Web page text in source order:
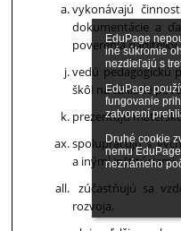
EduPage
iné súkromie
nezdieľajú s
EduPage
fungovanie
zatvorení
Druhé cookie
nemu
neznámeho
vykonávajú
dokumentácie a
poverenia riaditeľky
vedú pedagogickú
škôl na základe
prezentujú
spolupracujú s
a inými inštitúciami,
zúčastňujú sa
rozvoja,